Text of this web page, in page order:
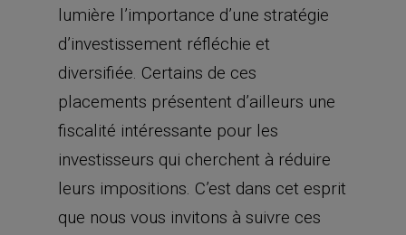
lumière l’importance d’une stratégie
d’investissement réfléchie et
diversifiée. Certains de ces
placements présentent d’ailleurs une
fiscalité intéressante pour les
investisseurs qui cherchent à réduire
leurs impositions. C’est dans cet esprit
que nous vous invitons à suivre ces